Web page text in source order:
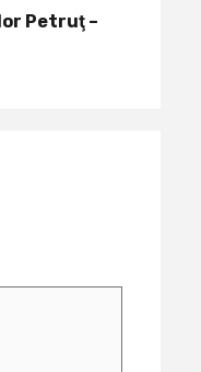
Petruţ –